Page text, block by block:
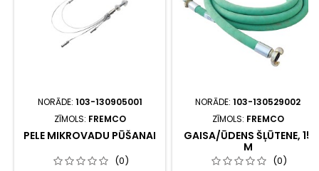
NORĀDE: 103-130905001
ZĪMOLS: FREMCO
PELE MIKROVADU PŪŠANAI
(0)
NORĀDE: 103-130529002
ZĪMOLS: FREMCO
GAISA/ŪDENS ŠĻŪTENE, 15
M
(0)